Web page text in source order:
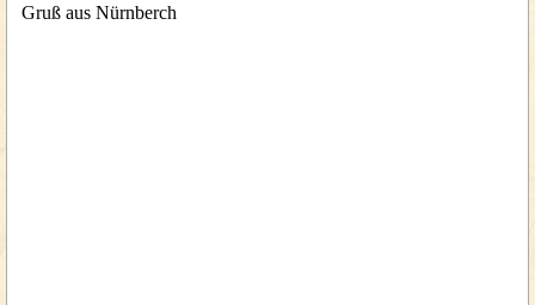
Gruß aus Nürnberch